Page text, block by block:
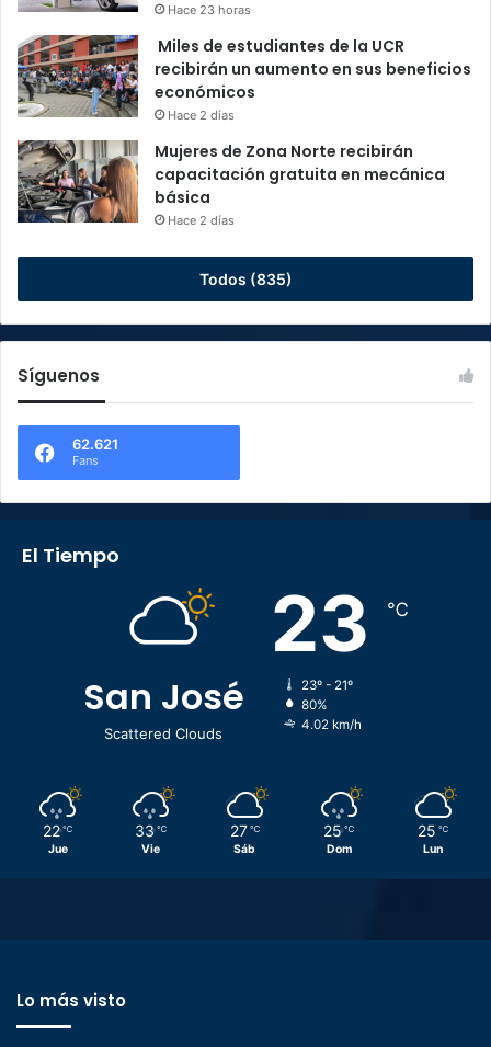
Hace 23 horas
Miles de estudiantes de la UCR
recibirán un aumento en sus beneficios
económicos
Hace 2 días
Mujeres de Zona Norte recibirán
capacitación gratuita en mecánica
básica
Hace 2 días
Todos (835)
Síguenos
62.621
Fans
El Tiempo
San José
Scattered Clouds
23 ℃
23º - 21º
80%
4.02 km/h
22 ℃
Jue
33 ℃
Vie
27 ℃
Sáb
25 ℃
Dom
25 ℃
Lun
Lo más visto